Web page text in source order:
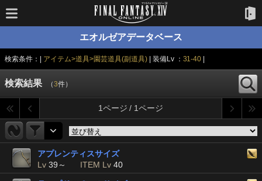
エオルゼアデータベース
検索条件：| アイテム>道具>園芸道具(副道具) | 装備Lv ： 31-40
検索結果 （3件）
1ページ / 1ページ
アプレンティスサイズ
Lv 39～ ITEM Lv 40